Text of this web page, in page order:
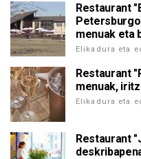
Restaurant
menuak eta
Elikadura eta
Restaurant
menuak,
Elikadura eta
Restaurant